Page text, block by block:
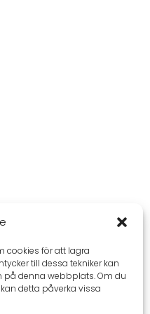
cookies för att lagra
till dessa tekniker kan
på denna webbplats. Om du
detta påverka vissa